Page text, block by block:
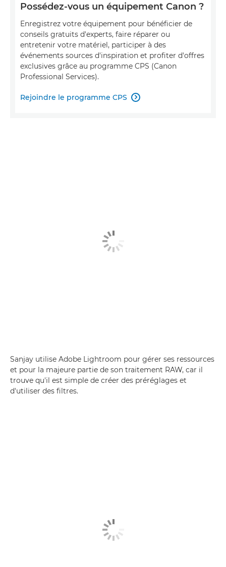
Possédez-vous un équipement Canon ?
Enregistrez votre équipement pour bénéficier de
conseils gratuits d'experts, faire réparer ou
entretenir votre matériel, participer à des
événements sources d'inspiration et profiter d'offres
exclusives grâce au programme CPS (Canon
Professional Services).
Rejoindre le programme CPS 
Sanjay utilise Adobe Lightroom pour gérer ses ressources
et pour la majeure partie de son traitement RAW, car il
trouve qu'il est simple de créer des préréglages et
d'utiliser des filtres.